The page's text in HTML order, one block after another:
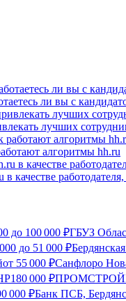
ли вы с
лучших
алгоритмы hh.ru
в качестве
до 100 000 ₽ГБУЗ
до 51 000 ₽
от 55 000 ₽Санфлоро
180 000 ₽
000 ₽Банк ПСБ,